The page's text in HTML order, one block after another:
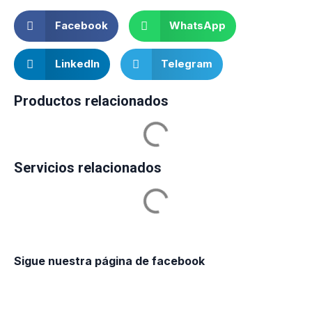
Facebook WhatsApp
LinkedIn Telegram
Productos relacionados
Servicios relacionados
Sigue nuestra página de facebook